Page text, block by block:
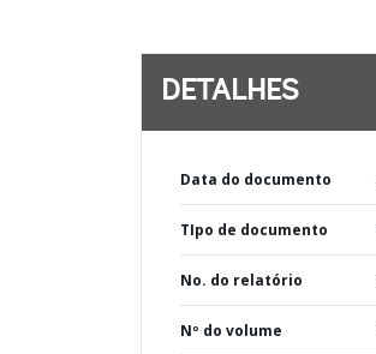
DETALHES
Data do documento
TIpo de documento
No. do relatório
Nº do volume